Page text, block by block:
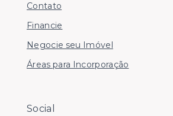
Contato
Financie
Negocie seu Imóvel
Áreas para Incorporação
Social